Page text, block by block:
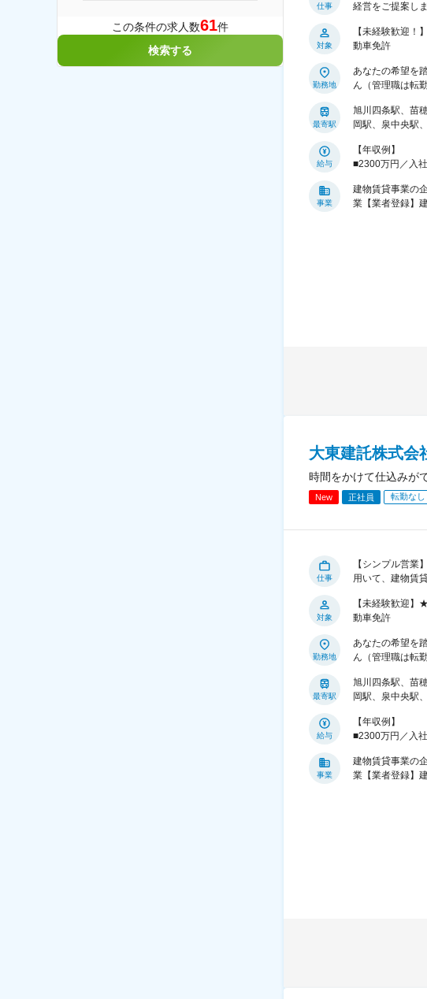
この条件の求人数61件
検索する
仕事
経営をご提案しま
対象
【未経験歓迎
動車免許
勤務地
あなたの希望を
ん（管理職は転
最寄駅
旭川四条駅、苗
岡駅、泉中央駅
給与
【年収例】
■2300万円／入
事業
建物賃貸事業の
業【業者登録】
大東建託株式会
時間をかけて仕込みが
New 正社員 転勤なし
仕事
【シンプル営業
用いて、建物賃
対象
【未経験歓迎
動車免許
勤務地
あなたの希望を
ん（管理職は転
最寄駅
旭川四条駅、苗
岡駅、泉中央駅
給与
【年収例】
■2300万円／入
事業
建物賃貸事業の
業【業者登録】